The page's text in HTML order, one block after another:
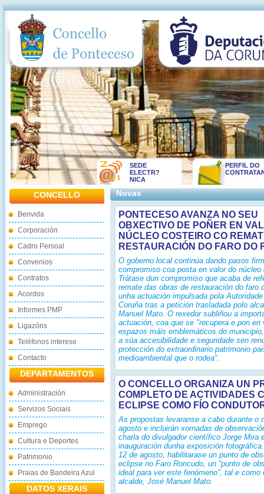
SEDE
ELECTR?
NICA
PERFIL DO
CONCELLO
Benvida
Corporación
Cadro Persoal
Convenios
Contratos
Acordos
Informes PMP
Ligazóns
Teléfonos interese
Contacto
DEPARTAMENTOS
Administración
Servizos Sociais
Emprego
Cultura e Deportes
Patrimonio
Praias de Bandeira Azul
DATOS XERAIS
Novas
PONTECESO AVANZA NO SEU
OBXECTIVO DE POÑER EN
NÚCLEO COSTEIRO CO
RESTAURACIÓN DO FARO DO
O goberno local continúa dando pasos
compromiso coa posta en valor do núcleo
Trátase dun compromiso que acaba de
remate das obras de restauración do faro
unha actuación impulsada pola
Coruña tras a petición trasladada polo
Manuel Mato. O rexedor subliñou a
actuación, coa que se "recupera e pon en
espazos máis emblemáticos do
a súa accesibilidade e seguridade sen
protección do extraordinario patrimonio
medioambiental que o rodea".
O CONCELLO ORGANIZA UN
COMPLETO DE ACTIVIDADES
ECLIPSE COMO FÍO
As propostas levaranse a cabo durante o
agosto e incluirán xornadas de
charla do divulgador científico Jorge Mira
inauguración dunha exposición
12 de agosto, habilitarase un punto de
eclipse no Faro Roncudo, un “punto de
ideal para ver este fenómeno”, tal e como
alcalde, José Manuel Mato.